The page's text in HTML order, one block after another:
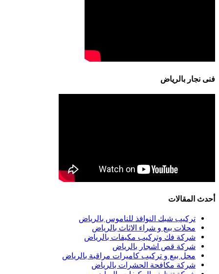
فنى نجار بالرياض
أحدث المقالات
تركيب شبك النوافذ للناموس بالرياض
محلات بيع و شراء الاثاث بالرياض
شركة فك وتركيب مكيفات بالرياض
شركة قص اشجار بالرياض
محل بيع و تركيب كاميرات مراقبة بالرياض
شركة مكافحة الحشرات بالرياض